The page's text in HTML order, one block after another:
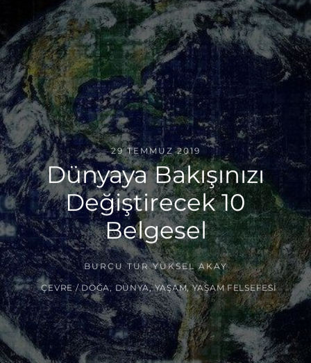
29 TEMMUZ 2019
Dünyaya Bakışınızı
Değiştirecek 10
Belgesel
BURCU TUR YÜKSEL AKAY
ÇEVRE / DOĞA, DÜNYA,YAŞAM,YAŞAM FELSEFESI